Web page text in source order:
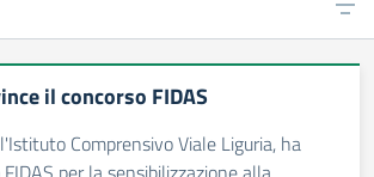
il concorso FIDAS
Comprensivo Viale Liguria, ha